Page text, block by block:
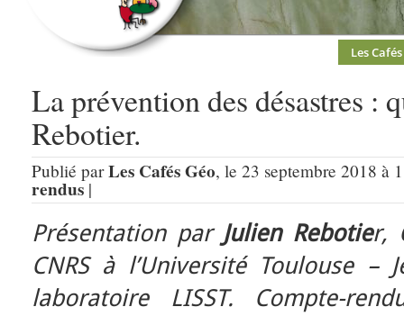
Les Cafés
La prévention des désastres :
Rebotier.
Publié parLes Cafés Géo, le 23 septembre 2018 à
rendus|
Présentation par Julien Rebotier,
CNRS à l’Université Toulouse –
laboratoire LISST. Compte-